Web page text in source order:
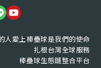
人愛上棒壘球是我們的使命
扎根台灣全球服務
棒壘球生態鏈整合平台